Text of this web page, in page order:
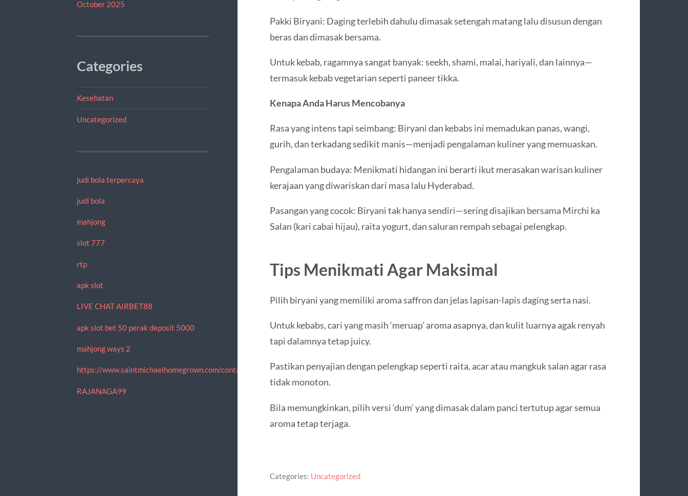
October 2025
Categories
Kesehatan
Uncategorized
judi bola terpercaya
judi bola
mahjong
slot 777
rtp
apk slot
LIVE CHAT AIRBET88
apk slot bet 50 perak deposit 5000
mahjong ways 2
https://www.saintmichaelhomegrown.com/contact
RAJANAGA99
Pakki Biryani: Daging terlebih dahulu dimasak setengah matang lalu disusun dengan
beras dan dimasak bersama.
Untuk kebab, ragamnya sangat banyak: seekh, shami, malai, hariyali, dan lainnya—
termasuk kebab vegetarian seperti paneer tikka.
Kenapa Anda Harus Mencobanya
Rasa yang intens tapi seimbang: Biryani dan kebabs ini memadukan panas, wangi,
gurih, dan terkadang sedikit manis—menjadi pengalaman kuliner yang memuaskan.
Pengalaman budaya: Menikmati hidangan ini berarti ikut merasakan warisan kuliner
kerajaan yang diwariskan dari masa lalu Hyderabad.
Pasangan yang cocok: Biryani tak hanya sendiri—sering disajikan bersama Mirchi ka
Salan (kari cabai hijau), raita yogurt, dan saluran rempah sebagai pelengkap.
Tips Menikmati Agar Maksimal
Pilih biryani yang memiliki aroma saffron dan jelas lapisan-lapis daging serta nasi.
Untuk kebabs, cari yang masih ‘meruap’ aroma asapnya, dan kulit luarnya agak renyah
tapi dalamnya tetap juicy.
Pastikan penyajian dengan pelengkap seperti raita, acar atau mangkuk salan agar rasa
tidak monoton.
Bila memungkinkan, pilih versi ‘dum’ yang dimasak dalam panci tertutup agar semua
aroma tetap terjaga.
Categories: Uncategorized